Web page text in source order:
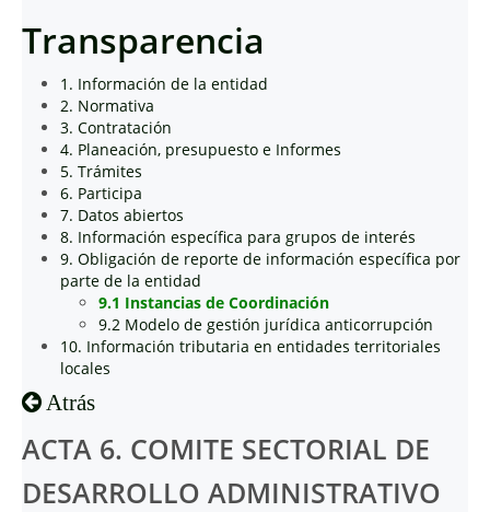
Transparencia
1. Información de la entidad
2. Normativa
3. Contratación
4. Planeación, presupuesto e Informes
5. Trámites
6. Participa
7. Datos abiertos
8. Información específica para grupos de interés
9. Obligación de reporte de información específica por
parte de la entidad
9.1 Instancias de Coordinación
9.2 Modelo de gestión jurídica anticorrupción
10. Información tributaria en entidades territoriales
locales
Atrás
ACTA 6. COMITE SECTORIAL DE
DESARROLLO ADMINISTRATIVO